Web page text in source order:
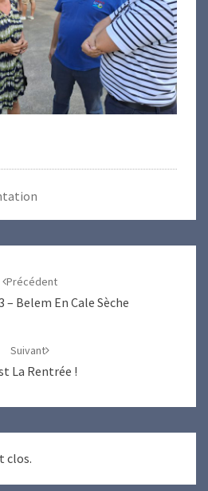
Précédent
– Belem En Cale Sèche
Suivant
La Rentrée !
clos.